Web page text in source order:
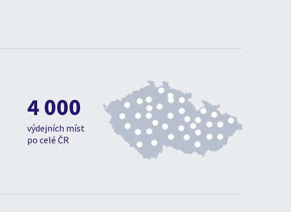
4 000
výdejních míst
po celé ČR